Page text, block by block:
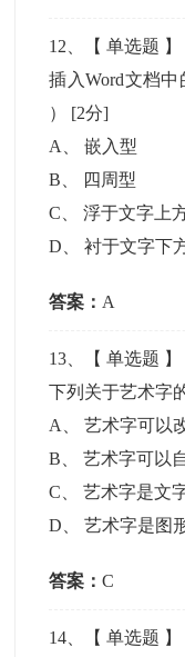
12 、【单选题 】
插入Word文档
） [2分]
A
、嵌入型
B
四周型
C 、浮于文字上
D 、衬于文字下
答案： A
13 、【单选题 】
下列关于艺术字
A
、艺术字可以
B 、艺术字可以
C 、艺术字是文
D 、艺术字是图
答案：C
14 、【单选题 】